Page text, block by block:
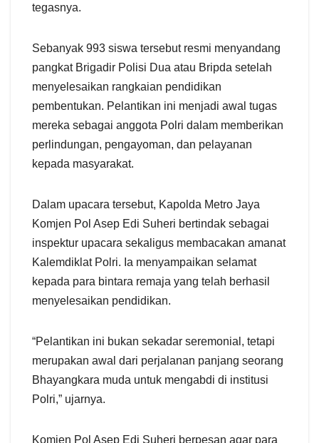
tegasnya.
Sebanyak 993 siswa tersebut resmi menyandang
pangkat Brigadir Polisi Dua atau Bripda setelah
menyelesaikan rangkaian pendidikan
pembentukan. Pelantikan ini menjadi awal tugas
mereka sebagai anggota Polri dalam memberikan
perlindungan, pengayoman, dan pelayanan
kepada masyarakat.
Dalam upacara tersebut, Kapolda Metro Jaya
Komjen Pol Asep Edi Suheri bertindak sebagai
inspektur upacara sekaligus membacakan amanat
Kalemdiklat Polri. Ia menyampaikan selamat
kepada para bintara remaja yang telah berhasil
menyelesaikan pendidikan.
“Pelantikan ini bukan sekadar seremonial, tetapi
merupakan awal dari perjalanan panjang seorang
Bhayangkara muda untuk mengabdi di institusi
Polri,” ujarnya.
Komjen Pol Asep Edi Suheri berpesan agar para